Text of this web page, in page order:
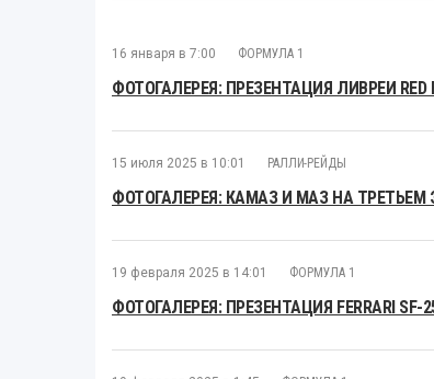
16 января в 7:00 ФОРМУЛА 1
ФОТОГАЛЕРЕЯ: ПРЕЗЕНТАЦИЯ ЛИВРЕИ RED
15 июля 2025 в 10:01 РАЛЛИ-РЕЙДЫ
ФОТОГАЛЕРЕЯ: КАМАЗ И МАЗ НА ТРЕТЬЕМ
19 февраля 2025 в 14:01 ФОРМУЛА 1
ФОТОГАЛЕРЕЯ: ПРЕЗЕНТАЦИЯ FERRARI SF-